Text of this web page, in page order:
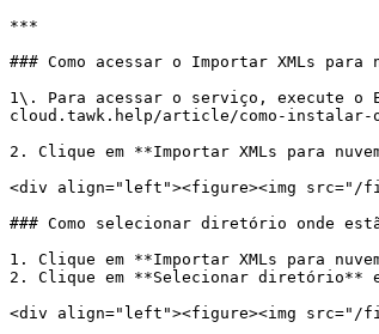
***
### Como acessar o Importar XMLs para
1\. Para acessar o serviço, execute o
cloud.tawk.help/article/como-instalar-
2. Clique em **Importar XMLs para
<div align="left"><figure><img src="/
### Como selecionar diretório onde
1. Clique em **Importar XMLs para
2. Clique em **Selecionar diretório**
<div align="left"><figure><img src="/